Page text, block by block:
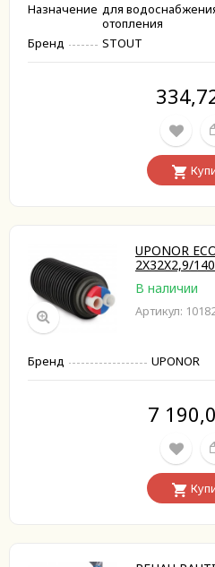
Назначение для
отопления
Бренд
STOUT
UPONOR
2X32X2,9/
В наличии
Артикул:
Бренд UPONOR
7